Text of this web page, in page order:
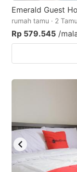
Emerald Guest
rumah tamu · 2
Rp 579.545 /